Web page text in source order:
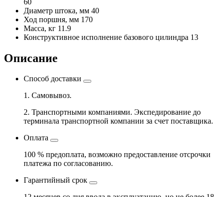
Диаметр штока, мм 40
Ход поршня, мм 170
Масса, кг 11.9
Конструктивное исполнение базового цилиндра 13
Описание
Способ доставки
1. Самовывоз.
2. Транспортными компаниями. Экспедирование до
терминала транспортной компании за счет поставщика.
Оплата
100 % предоплата, возможно предоставление отсрочки
платежа по согласованию.
Гарантийный срок